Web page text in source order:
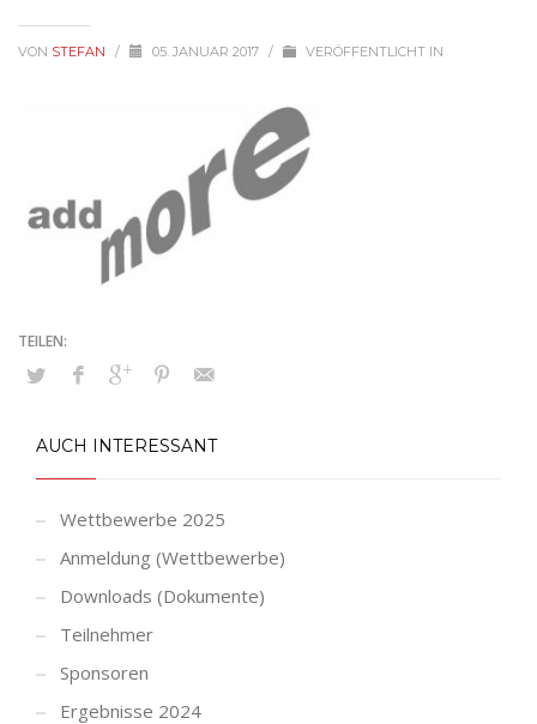
VON STEFAN / 05. JANUAR 2017 / VERÖFFENTLICHT IN
AUCH INTERESSANT
Wettbewerbe 2025
Anmeldung (Wettbewerbe)
Downloads (Dokumente)
Teilnehmer
Sponsoren
Ergebnisse 2024